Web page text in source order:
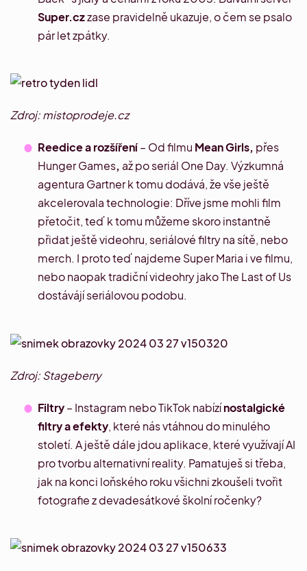
Super.czzase pravidelně ukazuje, o čem se psalo
pár let zpátky.
Zdroj: mistoprodeje.cz
Reedice a rozšíření– Od filmu Mean Girls, přes
Hunger Games, až po seriál One Day. Výzkumná
agentura Gartner k tomu dodává, že vše ještě
akcelerovala technologie: Dříve jsme mohli film
přetočit, teď k tomu můžeme skoro instantně
přidat ještě videohru, seriálové filtry na sítě, nebo
merch. I proto teď najdeme Super Maria ive filmu,
nebo naopak tradiční videohry jakoThe Last of Us
dostávájí seriálovou podobu.
Zdroj: Stageberry
Filtry– Instagram nebo TikTok nabízínostalgické
filtry a efekty, které nás vtáhnou do minulého
století. A ještě dále jdou aplikace, které využívají AI
pro tvorbu alternativní reality. Pamatuješ si třeba,
jak na konci loňského roku všichni zkoušeli tvořit
fotografie z devadesátkovéškolní ročenky?